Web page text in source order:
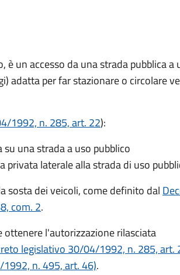
è un accesso da una strada pubblica a
adatta per far stazionare o circolare
1992, n. 285, art. 22):
una strada a uso pubblico
privata laterale alla strada di uso
sosta dei veicoli, come definito dal
com. 2.
ottenere l'autorizzazione rilasciata
legislativo 30/04/1992, n. 285, art.
n. 495, art. 46).